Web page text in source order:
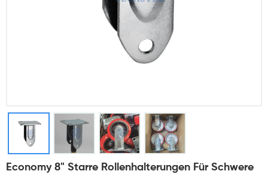
Economy 8" Starre Rollenhalterungen Für Schwere